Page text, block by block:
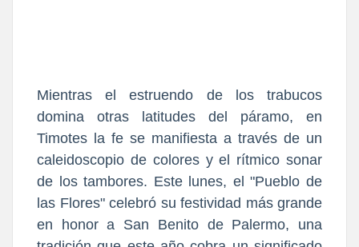
Mientras el estruendo de los trabucos
domina otras latitudes del páramo, en
Timotes la fe se manifiesta a través de un
caleidoscopio de colores y el rítmico sonar
de los tambores. Este lunes, el "Pueblo de
las Flores" celebró su festividad más grande
en honor a San Benito de Palermo, una